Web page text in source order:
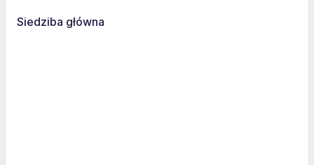
Siedziba główna